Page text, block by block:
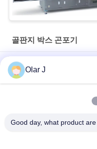
골판지 박스 곤포기
YPK 4012를 형성하는 기계
스
Olar J
Good day, what product